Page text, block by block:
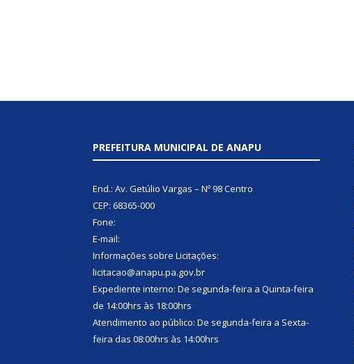
PREFEITURA MUNICIPAL DE ANAPU
End.: Av. Getúlio Vargas – Nº 98 Centro
CEP: 68365-000
Fone:
E-mail:
Informações sobre Licitações:
licitacao@anapu.pa.gov.br
Expediente interno: De segunda-feira a Quinta-feira
de 14:00hrs às 18:00hrs
Atendimento ao público: De segunda-feira a Sexta-
feira das 08:00hrs às 14:00hrs